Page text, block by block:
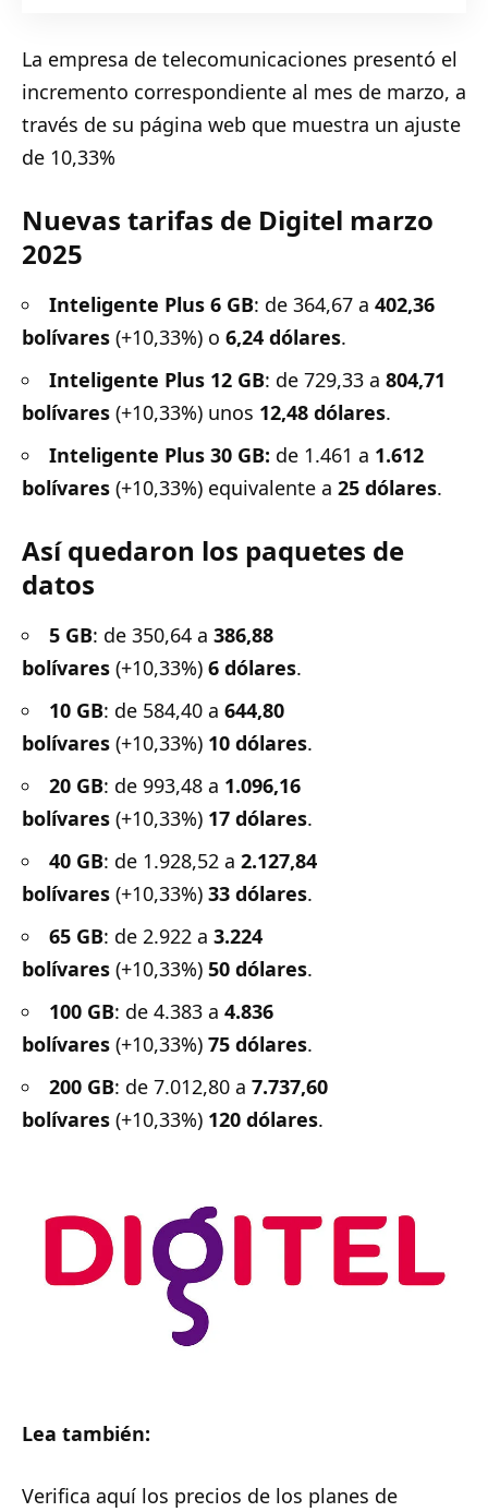
La empresa de telecomunicaciones presentó el
incremento correspondiente al mes de marzo, a
través de su página web que muestra un ajuste
de 10,33%
Nuevas tarifas de Digitel marzo
2025
Inteligente Plus 6 GB: de 364,67 a 402,36
bolívares (+10,33%) o 6,24 dólares.
Inteligente Plus 12 GB: de 729,33 a 804,71
bolívares (+10,33%) unos 12,48 dólares.
Inteligente Plus 30 GB: de 1.461 a 1.612
bolívares (+10,33%) equivalente a 25 dólares.
Así quedaron los paquetes de
datos
5 GB: de 350,64 a 386,88
bolívares (+10,33%) 6 dólares.
10 GB: de 584,40 a 644,80
bolívares (+10,33%) 10 dólares.
20 GB: de 993,48 a 1.096,16
bolívares (+10,33%) 17 dólares.
40 GB: de 1.928,52 a 2.127,84
bolívares (+10,33%) 33 dólares.
65 GB: de 2.922 a 3.224
bolívares (+10,33%) 50 dólares.
100 GB: de 4.383 a 4.836
bolívares (+10,33%) 75 dólares.
200 GB: de 7.012,80 a 7.737,60
bolívares (+10,33%) 120 dólares.
Lea también:
Verifica aquí los precios de los planes de